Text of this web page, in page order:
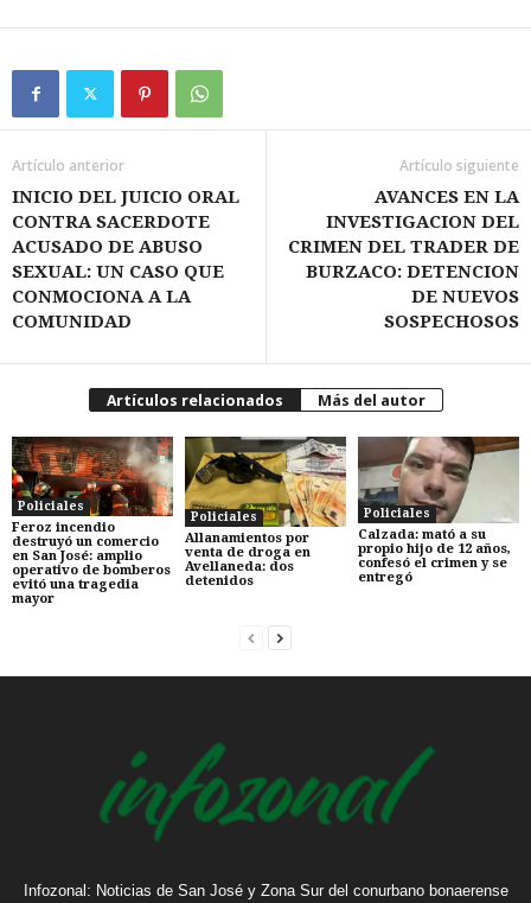
Artículo anterior
INICIO DEL JUICIO ORAL
CONTRA SACERDOTE
ACUSADO DE ABUSO
SEXUAL: UN CASO QUE
CONMOCIONA A LA
COMUNIDAD
Artículo siguiente
AVANCES EN LA
INVESTIGACION DEL
CRIMEN DEL TRADER DE
BURZACO: DETENCION
DE NUEVOS
SOSPECHOSOS
Artículos relacionados Más del autor
Policiales
Feroz incendio
destruyó un comercio
en San José: amplio
operativo de bomberos
evitó una tragedia
mayor
Policiales
Allanamientos por
venta de droga en
Avellaneda: dos
detenidos
Policiales
Calzada: mató a su
propio hijo de 12 años,
confesó el crimen y se
entregó
Infozonal: Noticias de San José y Zona Sur del conurbano bonaerense